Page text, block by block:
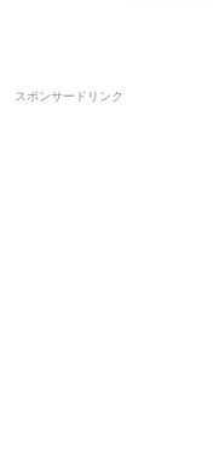
スポンサードリンク